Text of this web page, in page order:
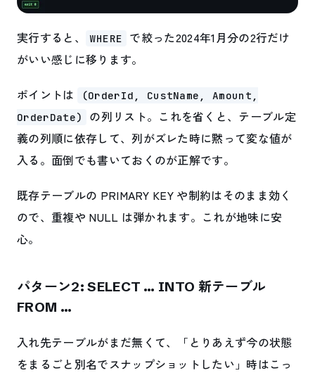
実行すると、 WHERE
で絞った2024年1月分の2行だけ
がいい感じに移ります。
ポイントは
(OrderId, CustName, Amount,
OrderDate)
の列リスト。これを省くと、テーブル定
義の列順に依存して、列がズレた時に黙って変な値が
入る。面倒でも書いておくのが正解です。
既存テーブルの PRIMARY KEY や制約はそのまま効く
ので、重複や NULL は弾かれます。これが地味に安
心。
パターン2: SELECT … INTO 新テーブル
FROM …
入れ先テーブルがまだ無くて、「とりあえず今の状態
をまるごと別名でスナップショットしたい」時はこっ